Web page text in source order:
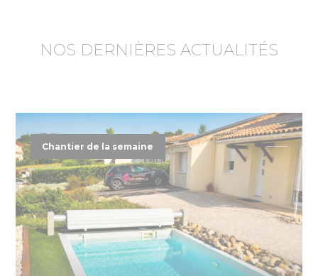
NOS DERNIÈRES ACTUALITÉS
Chantier de la semaine